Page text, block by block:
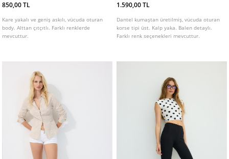
850,00 TL
Kare yakalı ve geniş askılı, vücuda oturan
body. Alttan çıtçıtlı. Farklı renklerde
mevcuttur.
1.590,00 TL
Dantel kumaştan üretilmiş, vücuda oturan
korse tipi üst. Kalp yaka. Balen detaylı.
Farklı renk seçenekleri mevcuttur.